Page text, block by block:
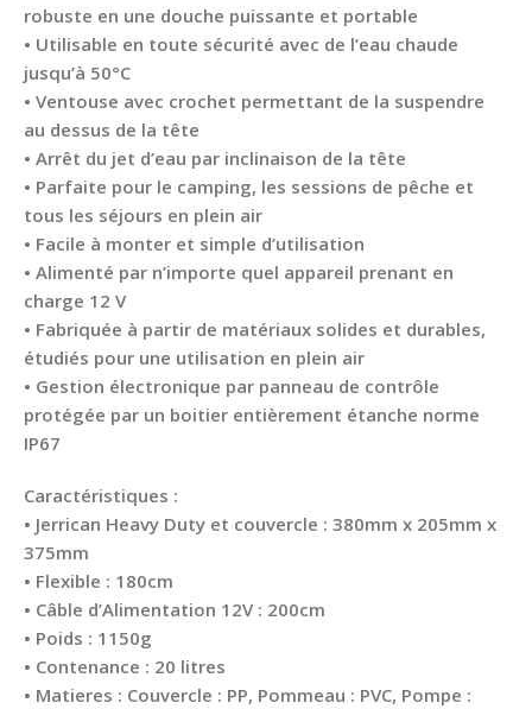
robuste en une douche puissante et portable
• Utilisable en toute sécurité avec de l’eau chaude
jusqu’à 50°C
• Ventouse avec crochet permettant de la suspendre
au dessus de la tête
• Arrêt du jet d’eau par inclinaison de la tête
• Parfaite pour le camping, les sessions de pêche et
tous les séjours en plein air
• Facile à monter et simple d’utilisation
• Alimenté par n’importe quel appareil prenant en
charge 12 V
• Fabriquée à partir de matériaux solides et durables,
étudiés pour une utilisation en plein air
• Gestion électronique par panneau de contrôle
protégée par un boitier entièrement étanche norme
IP67
Caractéristiques :
• Jerrican Heavy Duty et couvercle : 380mm x 205mm x
375mm
• Flexible : 180cm
• Câble d’Alimentation 12V : 200cm
• Poids : 1150g
• Contenance : 20 litres
• Matieres : Couvercle : PP, Pommeau : PVC, Pompe :